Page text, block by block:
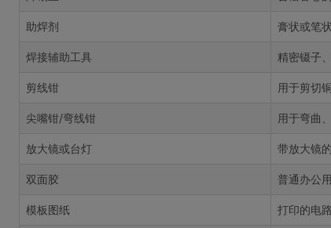
助焊剂 膏状或笔
焊接辅助工具 精密镊子
剪线钳 用于剪切
尖嘴钳/弯线钳 用于弯曲
放大镜或台灯 带放大镜
双面胶 普通办公
模板图纸 打印的电